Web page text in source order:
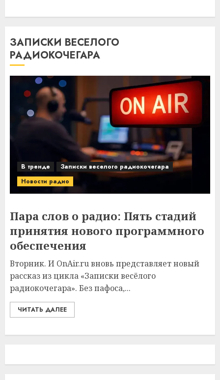
ЗАПИСКИ ВЕСЕЛОГО
РАДИОКОЧЕГАРА
В тренде
Записки веселого радиокочегара
Новости радио
Пара слов о радио: Пять стадий
принятия нового программного
обеспечения
Вторник. И OnAir.ru вновь представляет новый
рассказ из цикла «Записки весёлого
радиокочегара». Без пафоса,...
ЧИТАТЬ ДАЛЕЕ